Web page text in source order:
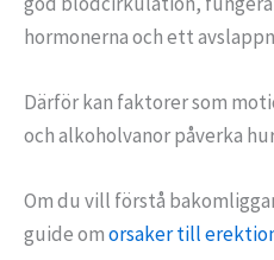
hormonerna och ett
Därför kan faktorer som
och alkoholvanor påverka
Om du vill förstå
guide omorsaker till